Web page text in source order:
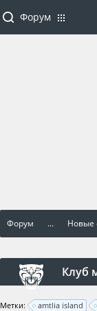
Форум ... Новые
Клуб
Метки: amtlia island
Форум